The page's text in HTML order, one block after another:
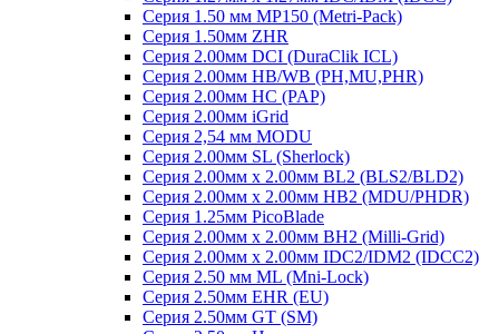
Серия 1.50 мм MP150 (Metri-Pack)
Серия 1.50мм ZHR
Серия 2.00мм DCI (DuraClik ICL)
Серия 2.00мм HB/WB (PH,MU,PHR)
Серия 2.00мм HC (PAP)
Серия 2.00мм iGrid
Серия 2,54 мм MODU
Серия 2.00мм SL (Sherlock)
Серия 2.00мм x 2.00мм BL2 (BLS2/BLD2)
Серия 2.00мм x 2.00мм HB2 (MDU/PHDR)
Серия 1.25мм PicoBlade
Серия 2.00мм х 2.00мм BH2 (Milli-Grid)
Серия 2.00мм х 2.00мм IDC2/IDM2 (IDCC2)
Серия 2.50 мм ML (Mni-Lock)
Серия 2.50мм EHR (EU)
Серия 2.50мм GT (SM)